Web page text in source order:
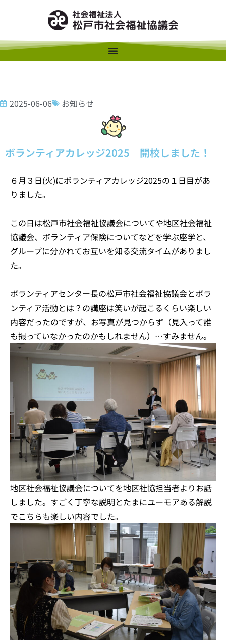
2025-06-06 お知らせ
ボランティアカレッジ2025 開校しました！
６月３日(火)にボランティアカレッジ2025の１日目があ
りました。
この日は松戸市社会福祉協議会についてや地区社会福祉
協議会、ボランティア保険についてなどを学ぶ座学と、
グループに分かれてお互いを知る交流タイムがありまし
た。
ボランティアセンター長の松戸市社会福祉協議会とボラ
ンティア活動とは？の講座は笑いが起こるくらい楽しい
内容だったのですが、お写真が見つからず（見入って誰
も撮っていなかったのかもしれません）…すみません。
地区社会福祉協議会についてを地区社協担当者よりお話
しました。すごく丁寧な説明とたまにユーモアある解説
でこちらも楽しい内容でした。